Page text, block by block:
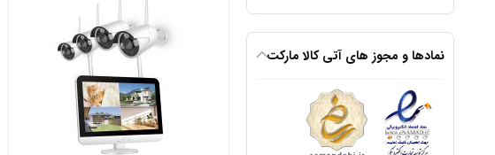
نمادها و مجوز های آتی کالا مارکت
افزودن به سبد خرید
✧ چت با پشتیبان واتس آپ